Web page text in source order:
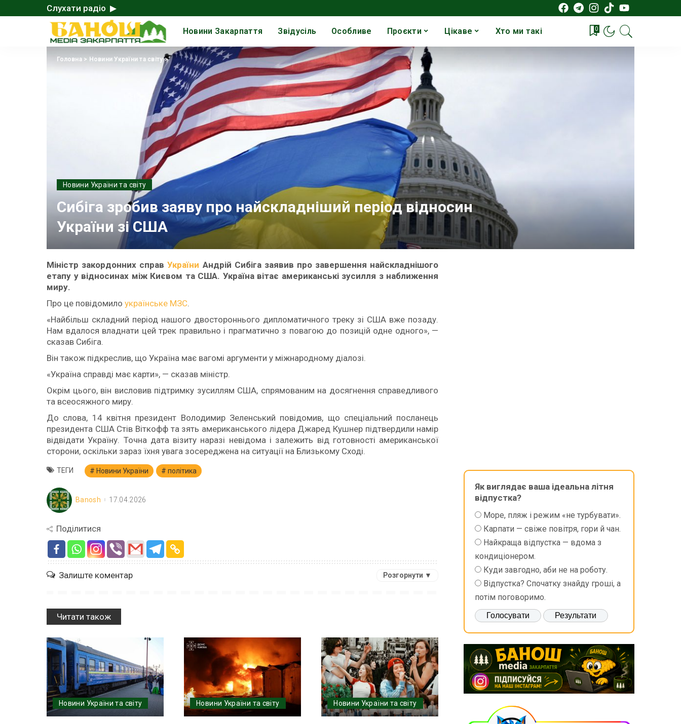
Слухати радіо ▶
Новини Закарпаття Звідусіль Особливе Проєкти Цікаве Хто ми такі 0
Головна> Новини України та світу>
Новини України та світу
Сибіга зробив заяву про найскладніший період відносин
України зі США
Міністр закордонних справУкраїни Андрій Сибіга заявив про завершення найскладнішого
етапу у відносинах між Києвом та США. Україна вітає американські зусилля з наближення
миру.
Про це повідомило українське МЗС.
«Найбільш складний період нашого двостороннього дипломатичного треку зі США вже позаду.
Нам вдалося владнати цей трек правильно і прагматично з повагою до позицій одне одного», —
сказав Сибіга.
Він також підкреслив, що Україна має вагомі аргументи у міжнародному діалозі.
«Україна справді має карти», — сказав міністр.
Окрім цього, він висловив підтримку зусиллям США, спрямованим на досягнення справедливого
та всеосяжного миру.
До слова, 14 квітня президент Володимир Зеленський повідомив, що спеціальний посланець
президента США Стів Віткофф та зять американського лідера Джаред Кушнер підтвердили намір
відвідати Україну. Точна дата візиту наразі невідома і залежить від готовності американської
сторони, оскільки зараз їхня увага зосереджена на ситуації на Близькому Сході.
ТЕГИ Новини України політика
Banosh 17.04.2026
Поділитися
Залиште коментар Розгорнути ▼
Читати також
Новини України та світу Новини України та світу Новини України та світу
Як виглядає ваша ідеальна літня
відпустка?
Море, пляж і режим «не турбувати».
Карпати — свіже повітря, гори й чан.
Найкраща відпустка — вдома з
кондиціонером.
Куди завгодно, аби не на роботу.
Відпустка? Спочатку знайду гроші, а
потім поговоримо.